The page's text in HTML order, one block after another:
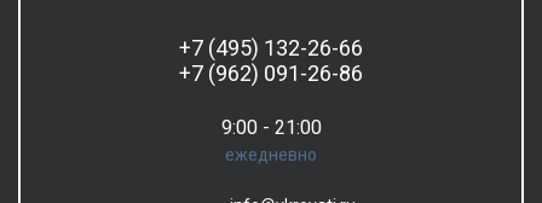
+7 (495) 132-26-66
+7 (962) 091-26-86
9:00 - 21:00
ежедневно